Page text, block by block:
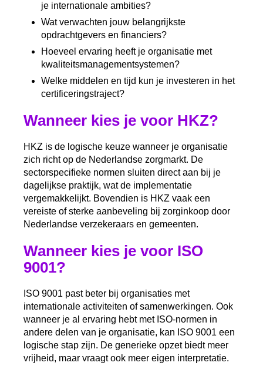
je internationale ambities?
Wat verwachten jouw belangrijkste
opdrachtgevers en financiers?
Hoeveel ervaring heeft je organisatie met
kwaliteitsmanagementsystemen?
Welke middelen en tijd kun je investeren in het
certificeringstraject?
Wanneer kies je voor HKZ?
HKZ is de logische keuze wanneer je organisatie
zich richt op de Nederlandse zorgmarkt. De
sectorspecifieke normen sluiten direct aan bij je
dagelijkse praktijk, wat de implementatie
vergemakkelijkt. Bovendien is HKZ vaak een
vereiste of sterke aanbeveling bij zorginkoop door
Nederlandse verzekeraars en gemeenten.
Wanneer kies je voor ISO
9001?
ISO 9001 past beter bij organisaties met
internationale activiteiten of samenwerkingen. Ook
wanneer je al ervaring hebt met ISO-normen in
andere delen van je organisatie, kan ISO 9001 een
logische stap zijn. De generieke opzet biedt meer
vrijheid, maar vraagt ook meer eigen interpretatie.